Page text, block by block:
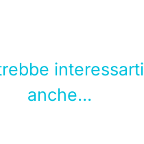
interessarti
anche...